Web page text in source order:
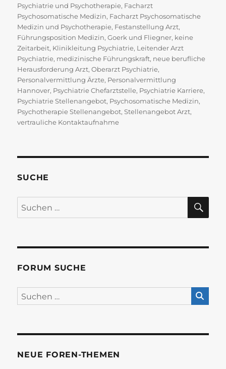
Psychiatrie und Psychotherapie, Facharzt
Psychosomatische Medizin, Facharzt Psychosomatische
Medizin und Psychotherapie, Festanstellung Arzt,
Führungsposition Medizin,Goerk und Fliegner, keine
Zeitarbeit, Klinikleitung Psychiatrie, Leitender Arzt
Psychiatrie, medizinische Führungskraft, neue berufliche
Herausforderung Arzt,Oberarzt Psychiatrie,
Personalvermittlung Ärzte, Personalvermittlung
Hannover, Psychiatrie Chefarztstelle, Psychiatrie Karriere,
Psychiatrie Stellenangebot, Psychosomatische Medizin,
Psychotherapie Stellenangebot,Stellenangebot Arzt,
vertrauliche Kontaktaufnahme
SUCHE
Suchen
nach:
FORUM SUCHE
NEUE FOREN-THEMEN